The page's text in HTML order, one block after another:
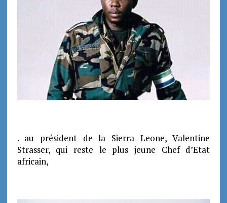
. au président de la Sierra Leone, Valentine
Strasser, qui reste le plus jeune Chef d’Etat
africain,